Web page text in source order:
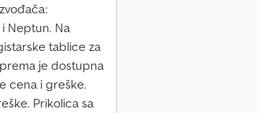
Neptun. Na
tablice za
je dostupna
cena i greške.
Prikolica sa